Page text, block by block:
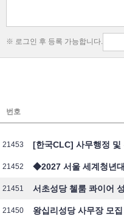
※ 로그인 후 등록 가능합니다.
번호
21453 [한국CLC] 사무행정 및
21452 ◆2027 서울 세계청년
21451 서초성당 첼룸 콰이어
21450 왕십리성당 사무장 모집